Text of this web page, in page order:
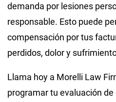
demanda por lesiones
responsable. Esto puede
compensación por tus
perdidos, dolor y
Llama hoy a Morelli Law
programar tu evaluación